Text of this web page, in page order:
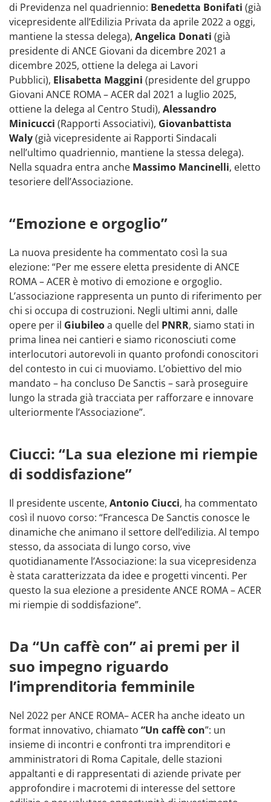
di Previdenza nel quadriennio: Benedetta Bonifati (già
vicepresidente all’Edilizia Privata da aprile 2022 a oggi,
mantiene la stessa delega), Angelica Donati (già
presidente di ANCE Giovani da dicembre 2021 a
dicembre 2025, ottiene la delega ai Lavori
Pubblici), Elisabetta Maggini (presidente del gruppo
Giovani ANCE ROMA – ACER dal 2021 a luglio 2025,
ottiene la delega al Centro Studi), Alessandro
Minicucci (Rapporti Associativi), Giovanbattista
Waly(già vicepresidente ai Rapporti Sindacali
nell’ultimo quadriennio, mantiene la stessa delega).
Nella squadra entra anche Massimo Mancinelli, eletto
tesoriere dell’Associazione.
“Emozione e orgoglio”
La nuova presidente ha commentato così la sua
elezione: “Per me essere eletta presidente di ANCE
ROMA – ACER è motivo di emozione e orgoglio.
L’associazione rappresenta un punto di riferimento per
chi si occupa di costruzioni. Negli ultimi anni, dalle
opere per il Giubileoa quelle del PNRR, siamo stati in
prima linea nei cantieri e siamo riconosciuti come
interlocutori autorevoli in quanto profondi conoscitori
del contesto in cui ci muoviamo. L’obiettivo del mio
mandato – ha concluso De Sanctis – sarà proseguire
lungo la strada già tracciata per rafforzare e innovare
ulteriormente l’Associazione”.
Ciucci: “La sua elezione mi riempie
di soddisfazione”
Il presidente uscente, Antonio Ciucci, ha commentato
così il nuovo corso: “Francesca De Sanctis conosce le
dinamiche che animano il settore dell’edilizia. Al tempo
stesso, da associata di lungo corso, vive
quotidianamente l’Associazione: la sua vicepresidenza
è stata caratterizzata da idee e progetti vincenti. Per
questo la sua elezione a presidente ANCE ROMA – ACER
mi riempie di soddisfazione”.
Da “Un caffè con” ai premi per il
suo impegno riguardo
l’imprenditoria femminile
Nel 2022 per ANCE ROMA– ACER ha anche ideato un
format innovativo, chiamato “Un caffè con”: un
insieme di incontri e confronti tra imprenditori e
amministratori di Roma Capitale, delle stazioni
appaltanti e di rappresentati di aziende private per
approfondire i macrotemi di interesse del settore